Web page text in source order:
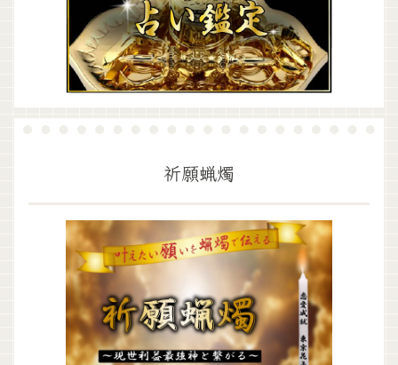
祈願蝋燭